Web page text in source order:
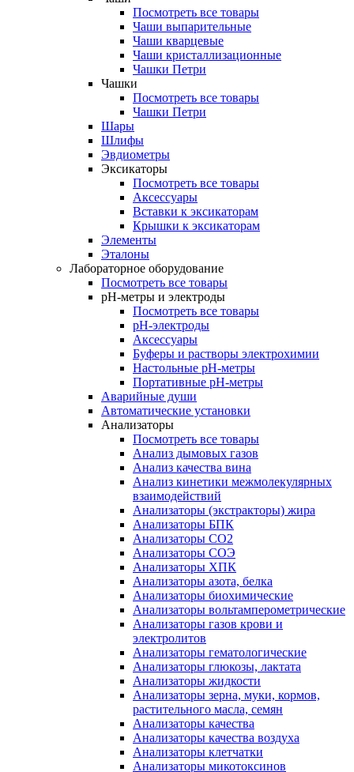
Посмотреть все товары
Чаши выпарительные
Чаши кварцевые
Чаши кристаллизационные
Чашки Петри
Чашки
Посмотреть все товары
Чашки Петри
Шары
Шлифы
Эвдиометры
Эксикаторы
Посмотреть все товары
Аксессуары
Вставки к эксикаторам
Крышки к эксикаторам
Элементы
Эталоны
Лабораторное оборудование
Посмотреть все товары
pH-метры и электроды
Посмотреть все товары
pH-электроды
Аксессуары
Буферы и растворы электрохимии
Настольные рН-метры
Портативные рН-метры
Аварийные души
Автоматические установки
Анализаторы
Посмотреть все товары
Анализ дымовых газов
Анализ качества вина
Анализ кинетики межмолекулярных
взаимодействий
Анализаторы (экстракторы) жира
Анализаторы БПК
Анализаторы СО2
Анализаторы СОЭ
Анализаторы ХПК
Анализаторы азота, белка
Анализаторы биохимические
Анализаторы вольтамперометрические
Анализаторы газов крови и
электролитов
Анализаторы гематологические
Анализаторы глюкозы, лактата
Анализаторы жидкости
Анализаторы зерна, муки, кормов,
растительного масла, семян
Анализаторы качества
Анализаторы качества воздуха
Анализаторы клетчатки
Анализаторы микотоксинов